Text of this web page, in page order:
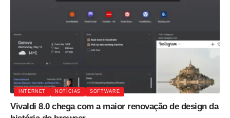
INTERNET NOTÍCIAS SOFTWARE
Vivaldi 8.0 chega com a maior renovação de design da